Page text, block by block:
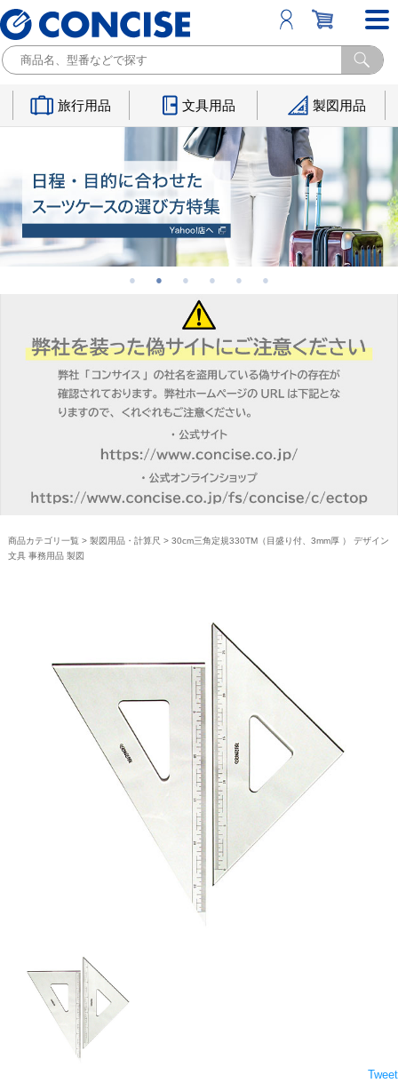
旅行用品 文具用品 製図用品
商品カテゴリ一覧 > 製図用品・計算尺 > 30cm三角定規330TM（目盛り付、3mm厚 ） デザイン
文具 事務用品 製図
Tweet